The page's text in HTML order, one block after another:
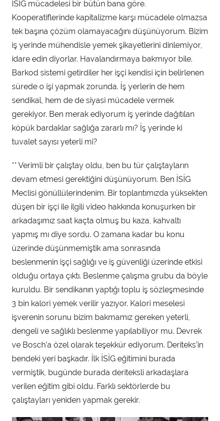
İSİG mücadelesi bir bütün bana göre.
Kooperatiflerinde kapitalizme karşı mücadele olmazsa
tek başına çözüm olamayacağını düşünüyorum. Bizim
iş yerinde mühendisle yemek şikayetlerini dinlemiyor,
idare edin diyorlar. Havalandırmaya bakmıyor bile.
Barkod sistemi getirdiler her işçi kendisi için belirlenen
sürede o işi yapmak zorunda. İş yerlerin de hem
sendikal, hem de de siyasi mücadele vermek
gerekiyor. Ben merak ediyorum iş yerinde dağıtılan
köpük bardaklar sağlığa zararlı mı? İş yerinde ki
tuvalet sayısı yeterli mi?
** Verimli bir çalıştay oldu, ben bu tür çalıştayların
devam etmesi gerektiğini düşünüyorum. Ben İSİG
Meclisi gönüllülerindenim. Bir toplantımızda yüksekten
düşen bir işçi ile ilgili video hakkında konuşurken bir
arkadaşımız saat kaçta olmuş bu kaza, kahvaltı
yapmış mı diye sordu. O zamana kadar bu konu
üzerinde düşünmemiştik ama sonrasında
beslenmenin işçi sağlığı ve iş güvenliği üzerinde etkisi
olduğu ortaya çıktı. Beslenme çalışma grubu da böyle
kuruldu. Bir sendikanın yaptığı toplu iş sözleşmesinde
3 bin kalori yemek verilir yazıyor. Kalori meselesi
işverenin sorunu bizim bakmamız gereken yeterli,
dengeli ve sağlıklı beslenme yapılabiliyor mu. Devrek
ve Bosch’a özel olarak teşekkür ediyorum. Deriteks’in
bendeki yeri başkadır. İlk İSİG eğitimini burada
vermiştik, bugünde burada deriteksli arkadaşlara
verilen eğitim gibi oldu. Farklı sektörlerde bu
çalıştayları yeniden yapmak gerekir.